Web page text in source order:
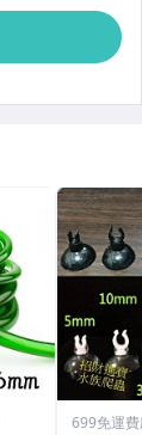
699免運